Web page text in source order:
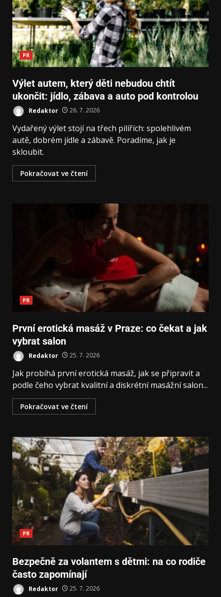
PR
Výlet autem, který děti nebudou chtít
ukončit: jídlo, zábava a auto pod kontrolou
Redaktor 26. 7. 2026
Vydařený výlet stojí na třech pilířích: spolehlivém
autě, dobrém jídle a zábavě. Poradíme, jak je
skloubit.
Pokračovat ve čtení
PR
První erotická masáž v Praze: co čekat a jak
vybrat salon
Redaktor 25. 7. 2026
Jak probíhá první erotická masáž, jak se připravit a
podle čeho vybrat kvalitní a diskrétní masážní salon...
Pokračovat ve čtení
PR
Bezpečně za volantem s dětmi: na co rodiče
často zapomínají
Redaktor 25. 7. 2026